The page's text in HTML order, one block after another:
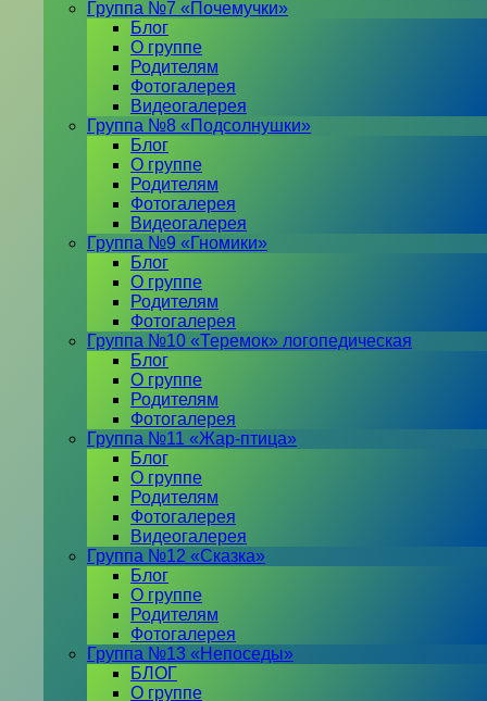
Группа №7 «Почемучки»
Блог
О группе
Родителям
Фотогалерея
Видеогалерея
Группа №8 «Подсолнушки»
Блог
О группе
Родителям
Фотогалерея
Видеогалерея
Группа №9 «Гномики»
Блог
О группе
Родителям
Фотогалерея
Группа №10 «Теремок» логопедическая
Блог
О группе
Родителям
Фотогалерея
Группа №11 «Жар-птица»
Блог
О группе
Родителям
Фотогалерея
Видеогалерея
Группа №12 «Сказка»
Блог
О группе
Родителям
Фотогалерея
Группа №13 «Непоседы»
БЛОГ
О группе